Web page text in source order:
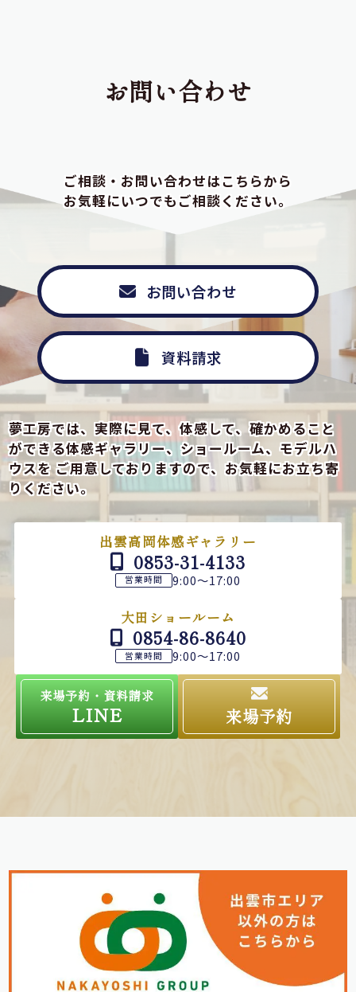
お問い合わせ
ご相談・お問い合わせはこちらから
お気軽にいつでもご相談ください。
お問い合わせ
資料請求
夢工房では、実際に見て、体感して、確かめること
ができる体感ギャラリー、ショールーム、モデルハ
ウスをご用意しておりますので、お気軽にお立ち寄
りください。
出雲高岡体感ギャラリー
0853-31-4133
営業時間 9:00～17:00
大田ショールーム
0854-86-8640
営業時間 9:00～17:00
来場予約・資料請求
LINE 来場予約